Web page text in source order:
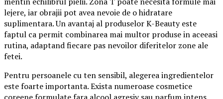
lejere, iar obrajii pot avea nevoie de o hidratare
suplimentara. Un avantaj al produselor K-Beauty este
faptul ca permit combinarea mai multor produse in aceeasi
rutina, adaptand fiecare pas nevoilor diferitelor zone ale
fetei.
Pentru persoanele cu ten sensibil, alegerea ingredientelor
este foarte importanta. Exista numeroase cosmetice
coreene formulate fara alcool agresiv sau parfum intens,